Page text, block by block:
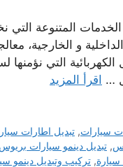
المتنوعة
و الخارجية،
التي
… اقرأ المزيد
سيارات,تبديل اطارات
, تبديل دينمو سيارات بريوس
, تركيب وتبديل دينمو